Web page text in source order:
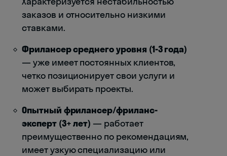
заказов и относительно низкими
ставками.
Фрилансер среднего уровня (1-3 года)
— уже имеет постоянных клиентов,
четко позиционирует свои услуги и
может выбирать проекты.
Опытный фрилансер/фриланс-
эксперт (3+ лет) — работает
преимущественно по рекомендациям,
имеет узкую специализацию или